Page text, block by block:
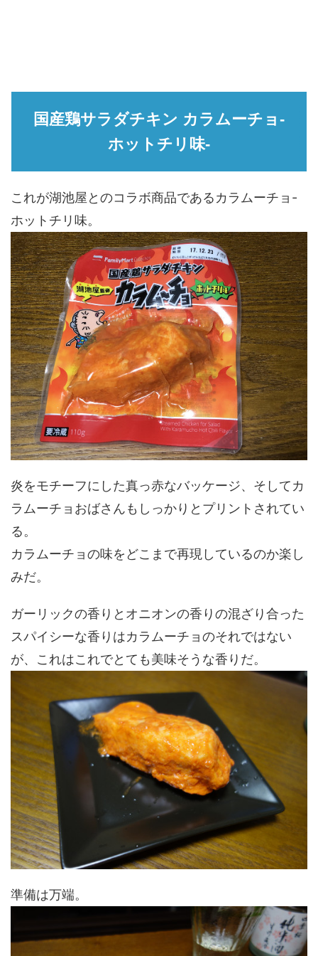
国産鶏サラダチキン カラムーチョ-
ホットチリ味-
これが湖池屋とのコラボ商品であるカラムーチョ-
ホットチリ味。
炎をモチーフにした真っ赤なバッケージ、そしてカ
ラムーチョおばさんもしっかりとプリントされてい
る。
カラムーチョの味をどこまで再現しているのか楽し
みだ。
ガーリックの香りとオニオンの香りの混ざり合った
スパイシーな香りはカラムーチョのそれではない
が、これはこれでとても美味そうな香りだ。
準備は万端。